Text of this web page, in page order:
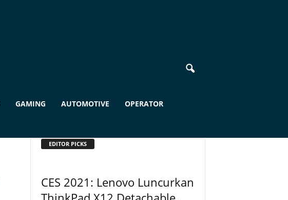
GAMING AUTOMOTIVE OPERATOR
EDITOR PICKS
CES 2021: Lenovo Luncurkan